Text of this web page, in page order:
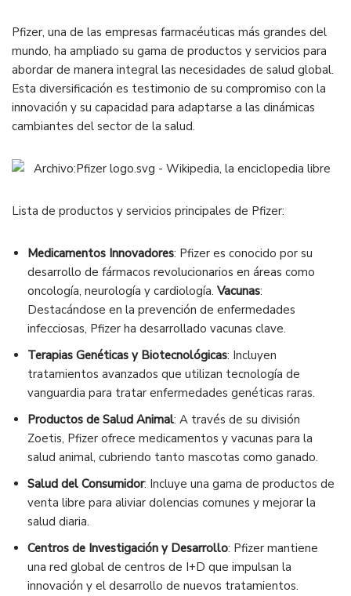
Pfizer, una de las empresas farmacéuticas más grandes del
mundo, ha ampliado su gama de productos y servicios para
abordar de manera integral las necesidades de salud global.
Esta diversificación es testimonio de su compromiso con la
innovación y su capacidad para adaptarse a las dinámicas
cambiantes del sector de la salud.
Lista de productos y servicios principales de Pfizer:
Medicamentos Innovadores: Pfizer es conocido por su
desarrollo de fármacos revolucionarios en áreas como
oncología, neurología y cardiología. Vacunas:
Destacándose en la prevención de enfermedades
infecciosas, Pfizer ha desarrollado vacunas clave.
Terapias Genéticas y Biotecnológicas: Incluyen
tratamientos avanzados que utilizan tecnología de
vanguardia para tratar enfermedades genéticas raras.
Productos de Salud Animal: A través de su división
Zoetis, Pfizer ofrece medicamentos y vacunas para la
salud animal, cubriendo tanto mascotas como ganado.
Salud del Consumidor: Incluye una gama de productos de
venta libre para aliviar dolencias comunes y mejorar la
salud diaria.
Centros de Investigación y Desarrollo: Pfizer mantiene
una red global de centros de I+D que impulsan la
innovación y el desarrollo de nuevos tratamientos.